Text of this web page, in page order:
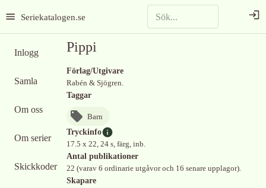
Seriekatalogen.se
Inlogg
Samla
Om oss
Om serier
Skickkoder
Pippi
Förlag/Utgivare
Rabén & Sjögren.
Taggar
Barn
Tryckinfo
17.5 x 22, 24 s, färg, inb.
Antal publikationer
22 (varav 6 ordinarie utgåvor och 16 senare upplagor).
Skapare